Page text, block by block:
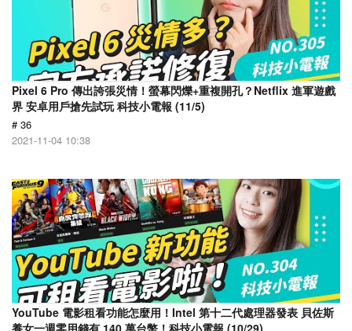
Pixel 6 Pro 傳出誇張災情！螢幕閃爍+重複開孔？Netflix 進軍遊戲
界 安卓用戶搶先試玩 科技小電報 (11/5)
# 36
2021-11-04 10:38
YouTube 電影租看功能怎麼用！Intel 第十二代處理器發表 貝佐斯
養女一週零用錢有 140 萬台幣！科技小電報 (10/29)